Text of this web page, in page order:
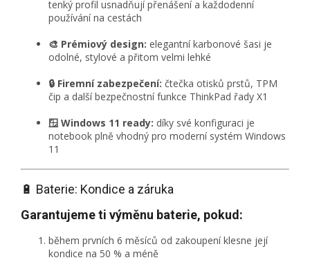
tenký profil usnadňují přenášení a každodenní
používání na cestách
🎨 Prémiový design: elegantní karbonové šasi je
odolné, stylové a přitom velmi lehké
🔒 Firemní zabezpečení: čtečka otisků prstů, TPM
čip a další bezpečnostní funkce ThinkPad řady X1
🪟 Windows 11 ready: díky své konfiguraci je
notebook plně vhodný pro moderní systém Windows
11
🔋 Baterie: Kondice a záruka
Garantujeme ti výměnu baterie, pokud:
během prvních 6 měsíců od zakoupení klesne její
kondice na 50 % a méně